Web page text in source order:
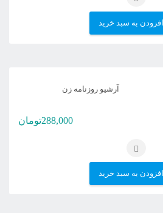
افزودن به سبد خرید
آرشیو روزنامه زن
288,000تومان
افزودن به سبد خرید